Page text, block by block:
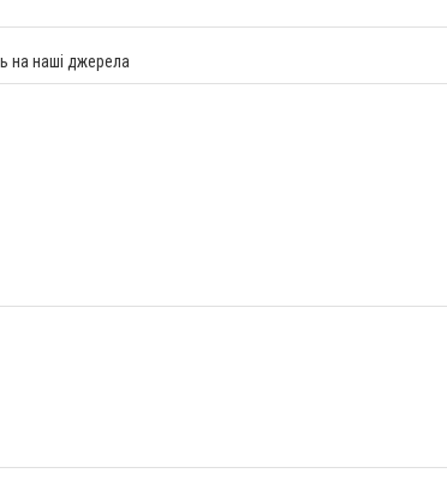
на наші джерела